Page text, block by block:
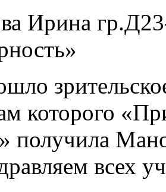
Ирина
которого
получила
всех